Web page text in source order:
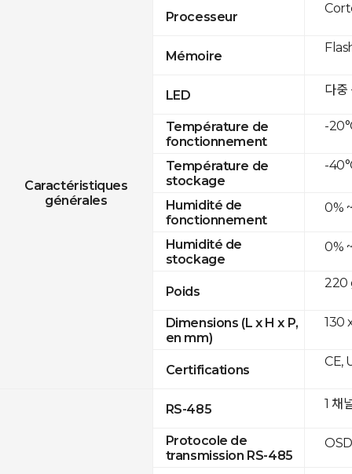
Caractéristiques
générales
Processeur
Mémoire
LED
Température de
fonctionnement
Température de
stockage
Humidité de
fonctionnement
Humidité de
stockage
Poids
Dimensions (L x H x P,
en mm)
Certifications
RS-485
Protocole de
transmission RS-485
다중
-
-
0%
0%
220
130
CE,
1 채